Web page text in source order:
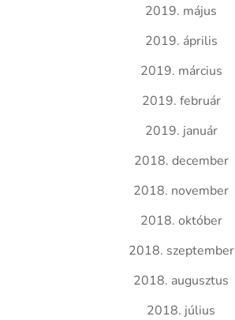
2019. május
2019. április
2019. március
2019. február
2019. január
2018. december
2018. november
2018. október
2018. szeptember
2018. augusztus
2018. július